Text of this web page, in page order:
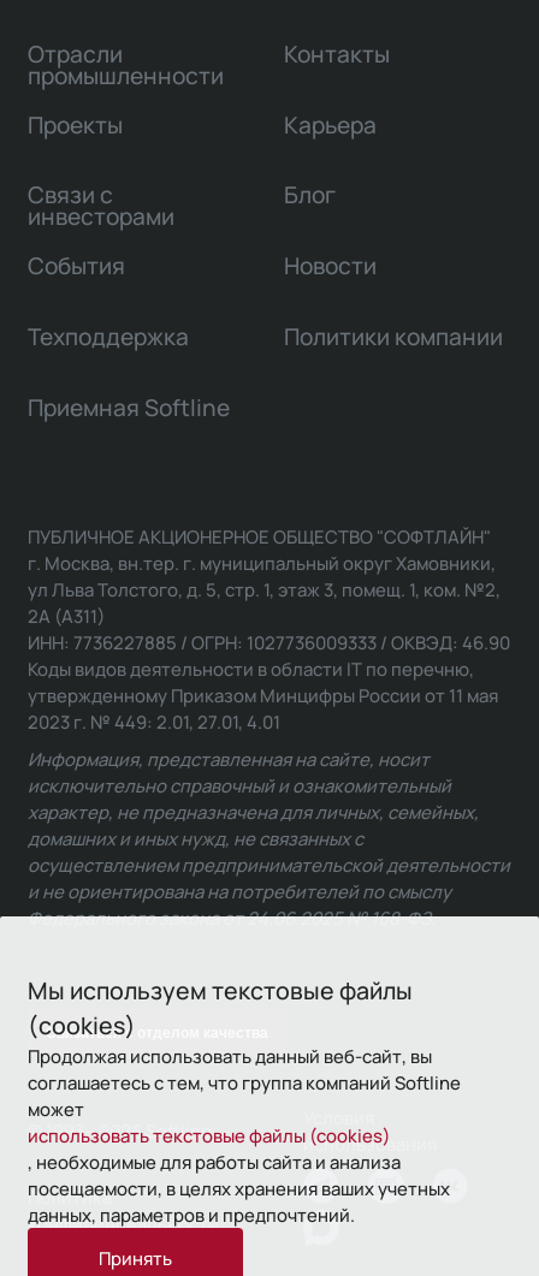
Мы используем текстовые файлы
(cookies)
Продолжая использовать данный веб-сайт, вы
соглашаетесь с тем, что группа компаний Softline
может
использовать текстовые файлы (cookies)
, необходимые для работы сайта и анализа
посещаемости, в целях хранения ваших учетных
данных, параметров и предпочтений.
Принять
Отрасли
промышленности
Проекты
Связи с
инвесторами
Контакты
Карьера
Блог
События Новости
Техподдержка Политики компании
Приемная Softline
Связаться с отделом качества
ПУБЛИЧНОЕ АКЦИОНЕРНОЕ ОБЩЕСТВО "СОФТЛАЙН"
г. Москва, вн.тер. г. муниципальный округ Хамовники,
ул Льва Толстого, д. 5, стр. 1, этаж 3, помещ. 1, ком. №2,
2А (А311)
ИНН: 7736227885 / ОГРН: 1027736009333 / ОКВЭД: 46.90
Коды видов деятельности в области IT по перечню,
утвержденному Приказом Минцифры России от 11 мая
2023 г. № 449: 2.01, 27.01, 4.01
Информация, представленная на сайте, носит
исключительно справочный и ознакомительный
характер, не предназначена для личных, семейных,
домашних и иных нужд, не связанных с
осуществлением предпринимательской деятельности
и не ориентирована на потребителей по смыслу
Федерального закона от 24.06.2025 № 168-ФЗ.
© 1993—2026 Softline
использования
Политика
конфиденциальности